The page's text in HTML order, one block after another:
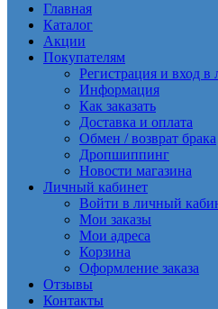
Главная
Каталог
Акции
Покупателям
Регистрация и вход
Информация
Как заказать
Доставка и оплата
Обмен / возврат брака
Дропшиппинг
Новости магазина
Личный кабинет
Войти в личный
Мои заказы
Мои адреса
Корзина
Оформление заказа
Отзывы
Контакты